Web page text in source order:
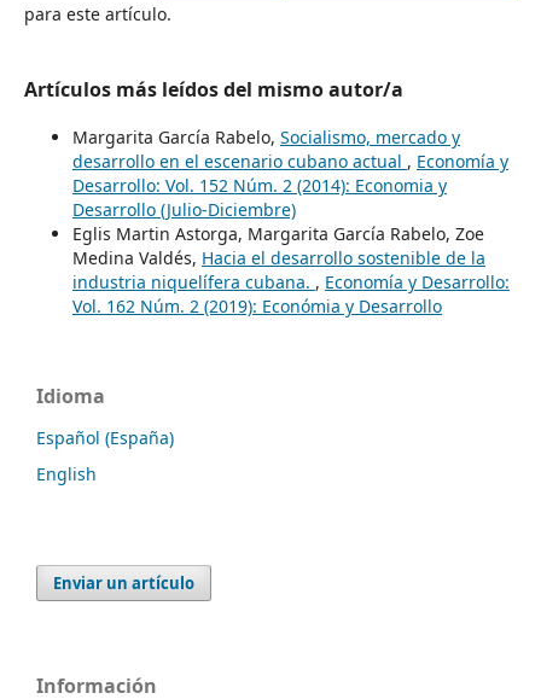
para este artículo.
Artículos más leídos del mismo autor/a
Margarita García Rabelo, Socialismo, mercado y
desarrollo en el escenario cubano actual , Economía y
Desarrollo: Vol. 152 Núm. 2 (2014): Economia y
Desarrollo (Julio-Diciembre)
Eglis Martin Astorga, Margarita García Rabelo, Zoe
Medina Valdés, Hacia el desarrollo sostenible de la
industria niquelífera cubana. , Economía y Desarrollo:
Vol. 162 Núm. 2 (2019): Económia y Desarrollo
Idioma
Español (España)
English
Enviar un artículo
Información